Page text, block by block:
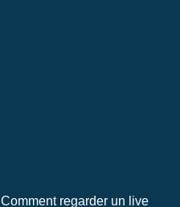
Comment regarder un live